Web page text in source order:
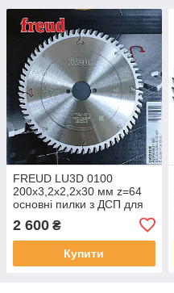
FREUD LU3D 0100
200х3,2х2,2х30 мм z=64
основні пилки з ДСП для
верстатів
2 600 ₴
Купити